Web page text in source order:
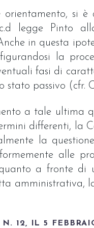
si è
legge Pinto
in questa
la
fasi di
stato passivo (cfr.
a tale ultima
differenti, la
la
alle
a fronte di
amministrativa,
12, IL 5